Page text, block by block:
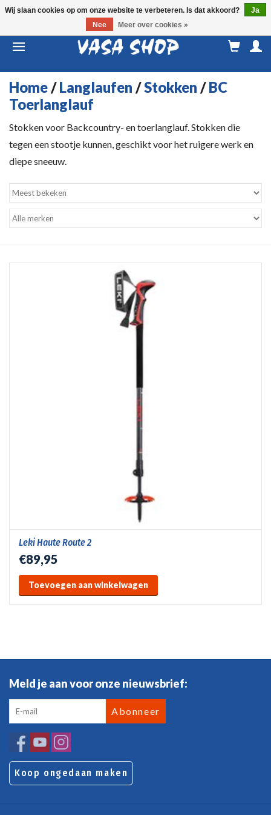
Home/Langlaufen /Stokken /BC
Toerlanglauf
Stokken voor Backcountry- en toerlanglauf. Stokken die
tegen een stootje kunnen, geschikt voor het ruigere werk en
diepe sneeuw.
Leki Haute Route 2
€89,95
Toevoegen aan winkelwagen
Meld je aan voor onze nieuwsbrief:
Abonneer
Koop ongedaan maken
Wij slaan cookies op om onze website te verbeteren. Is dat akkoord?
Ja
Nee
Meer over cookies »